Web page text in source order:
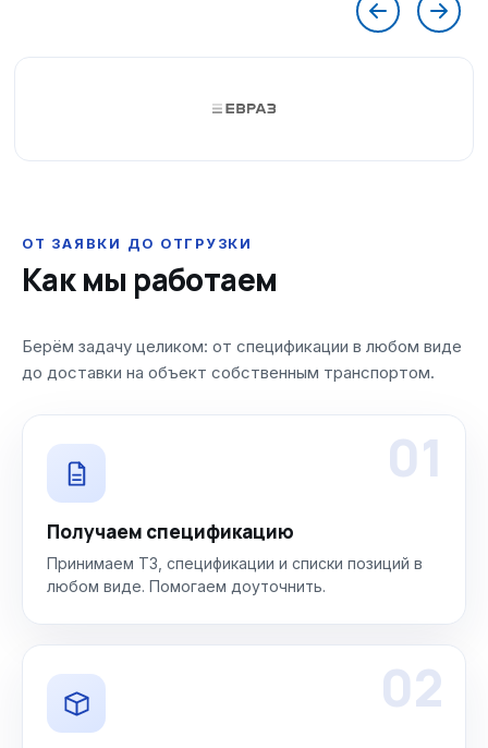
ОТ ЗАЯВКИ ДО ОТГРУЗКИ
Как мы работаем
Берём задачу целиком: от спецификации в любом виде
до доставки на объект собственным транспортом.
01
Получаем спецификацию
Принимаем ТЗ, спецификации и списки позиций в
любом виде. Помогаем доуточнить.
02